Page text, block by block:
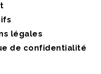
légales
de confidentialité